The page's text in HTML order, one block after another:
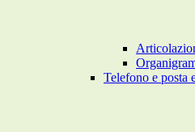
Telefono e posta